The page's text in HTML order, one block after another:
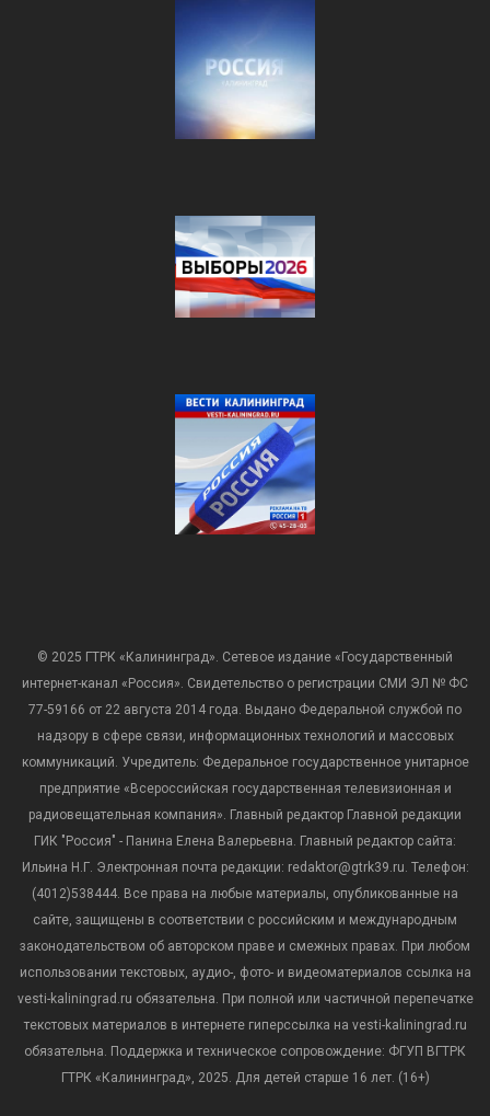
© 2025 ГТРК «Калининград». Сетевое издание «Государственный
интернет-канал «Россия». Свидетельство о регистрации СМИ ЭЛ № ФС
77-59166 от 22 августа 2014 года. Выдано Федеральной службой по
надзору в сфере связи, информационных технологий и массовых
коммуникаций. Учредитель: Федеральное государственное унитарное
предприятие «Всероссийская государственная телевизионная и
радиовещательная компания». Главный редактор Главной редакции
ГИК "Россия" - Панина Елена Валерьевна. Главный редактор сайта:
Ильина Н.Г. Электронная почта редакции: redaktor@gtrk39.ru. Телефон:
(4012)538444. Все права на любые материалы, опубликованные на
сайте, защищены в соответствии с российским и международным
законодательством об авторском праве и смежных правах. При любом
использовании текстовых, аудио-, фото- и видеоматериалов ссылка на
vesti-kaliningrad.ru обязательна. При полной или частичной перепечатке
текстовых материалов в интернете гиперссылка на vesti-kaliningrad.ru
обязательна. Поддержка и техническое сопровождение: ФГУП ВГТРК
ГТРК «Калининград», 2025. Для детей старше 16 лет. (16+)